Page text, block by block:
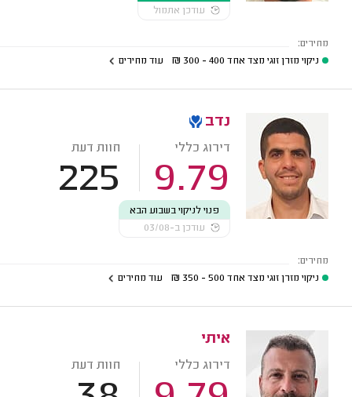
עודכן אתמול
מחירים:
ניקוי מזרן זוגי מצד אחד 400 - 300
₪ עוד מחירים
נדב
דירוג כללי
9.79
חוות דעת
225
פנוי לניקוי בשבוע הבא
עודכן ב-03/08
מחירים:
ניקוי מזרן זוגי מצד אחד 500 - 350
₪ עוד מחירים
איתי
דירוג כללי חוות דעת